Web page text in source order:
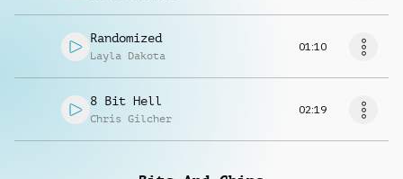
Randomized
Layla Dakota
01:10
8 Bit Hell
Chris Gilcher
02:19